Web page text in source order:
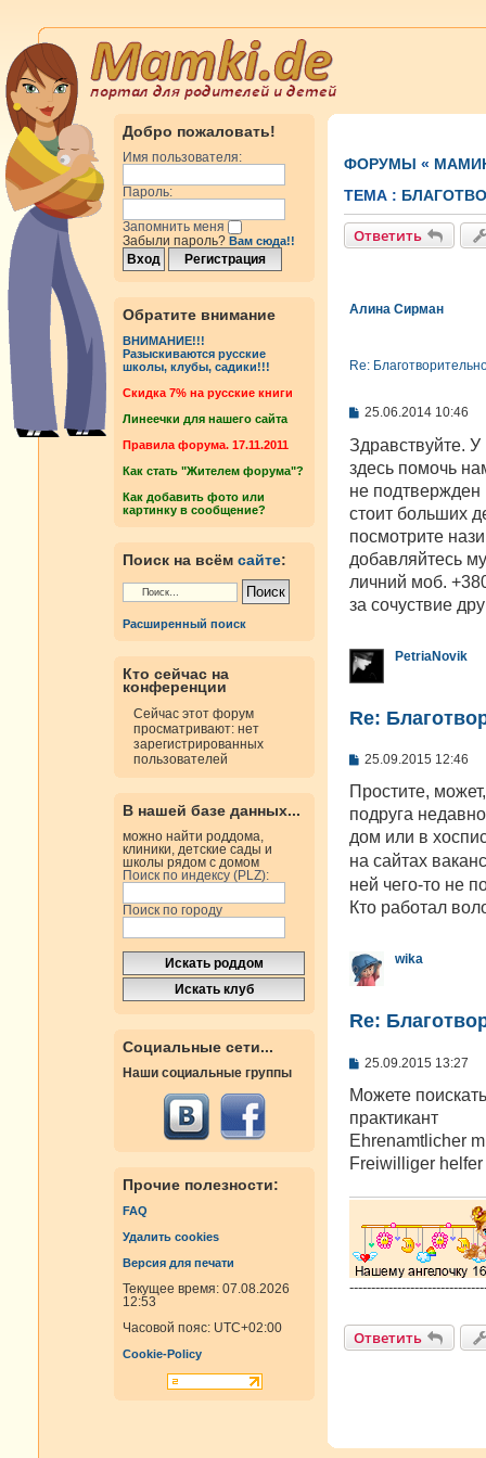
Добро пожаловать!
Имя пользователя:
Пароль:
Запомнить меня
Забыли пароль? Вам сюда!!
Обратите внимание
ВНИМАНИЕ!!!
Разыскиваются русские
школы, клубы, садики!!!
Cкидка 7% на русские книги
Линеечки для нашего сайта
Правила форума. 17.11.2011
Как стать "Жителем форума"?
Как добавить фото или
картинку в сообщение?
Поиск на всём сайте:
Расширенный поиск
Кто сейчас на
конференции
Сейчас этот форум
просматривают: нет
зарегистрированных
пользователей
В нашей базе данных...
можно найти роддома,
клиники, детские сады и
школы рядом с домом
Поиск по индексу (PLZ):
Поиск по городу
Социальные сети...
Наши социальные группы
Прочие полезности:
FAQ
Удалить cookies
Версия для печати
Текущее время: 07.08.2026
12:53
Часовой пояс: UTC+02:00
Cookie-Policy
ФОРУМЫ «
ТЕМА :
Ответить
Алина Сирман
Re:
С
о
б
щ
е
и
е
25.06.2014 10:46
Здравствуйте.
здесь помочь
не подтвержден
стоит больших
посмотрите
добавляйтесь
личний моб.
за сочуствие
PetriaNovik
Re:
С
о
б
щ
е
и
е
25.09.2015 12:46
Простите,
подруга
дом или в
на сайтах
ней чего-то не
Кто работал
wika
Re:
С
о
щ
е
и
25.09.2015 13:27
Можете
практикант
Ehrenamtlicher
Freiwilliger helfer
Ответить